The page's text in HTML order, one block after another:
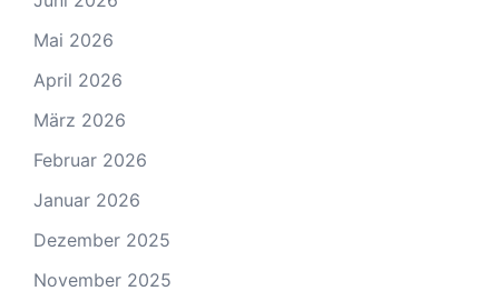
Mai 2026
April 2026
März 2026
Februar 2026
Januar 2026
Dezember 2025
November 2025